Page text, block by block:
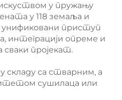
у пружању
у 118 земаља и
унификовани приступ
интеграцији опреме и
сваки пројекат.
складу са стварним, а
сушилаца или